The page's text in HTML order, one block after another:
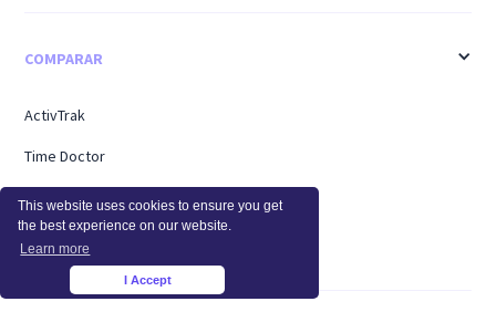
This website uses cookies to ensure you get
the best experience on our website.
Learn more
I Accept
COMPARAR
ActivTrak
Time Doctor
Teramina
Personal del centro